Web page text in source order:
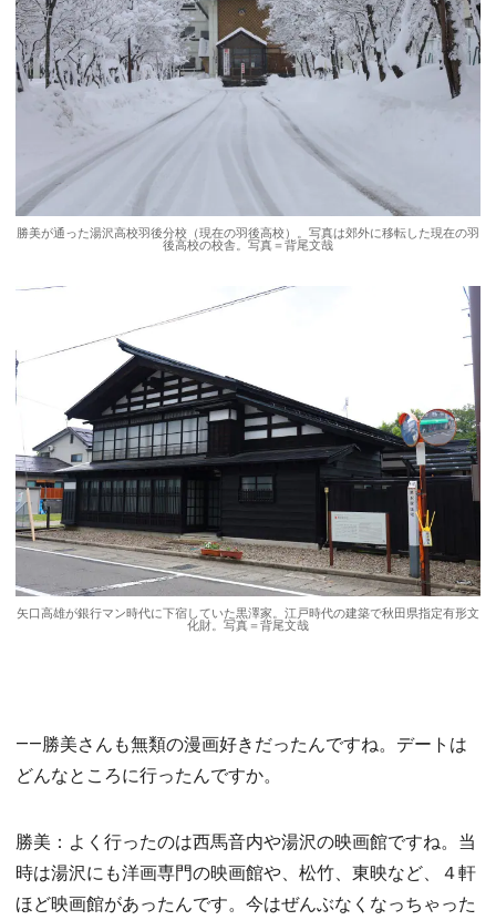
勝美が通った湯沢高校羽後分校（現在の羽後高校）。写真は郊外に移転した現在の羽
後高校の校舎。写真＝背尾文哉
矢口高雄が銀行マン時代に下宿していた黒澤家。江戸時代の建築で秋田県指定有形文
化財。写真＝背尾文哉
――勝美さんも無類の漫画好きだったんですね。デートは
どんなところに行ったんですか。
勝美：よく行ったのは西馬音内や湯沢の映画館ですね。当
時は湯沢にも洋画専門の映画館や、松竹、東映など、４軒
ほど映画館があったんです。今はぜんぶなくなっちゃった